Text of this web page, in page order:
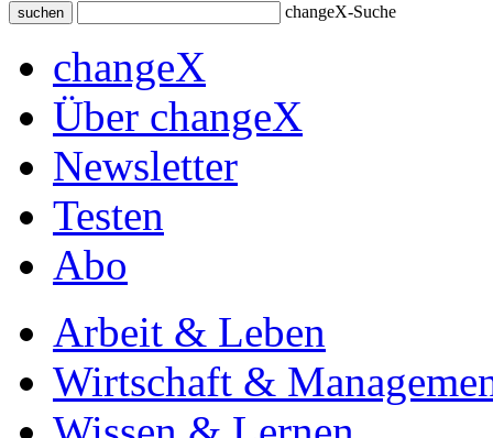
suchen changeX-Suche
changeX
Über changeX
Newsletter
Testen
Abo
Arbeit & Leben
Wirtschaft &